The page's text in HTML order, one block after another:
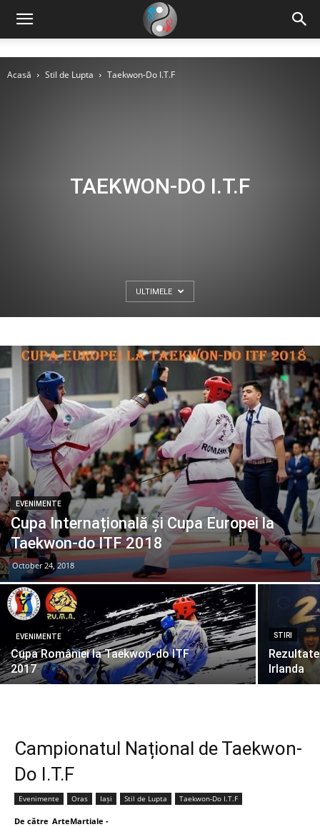
Acasă Stil de Lupta Taekwon-Do I.T.F
TAEKWON-DO I.T.F
ULTIMELE
EVENIMENTE
Cupa Internațională și Cupa Europei la
Taekwon-do ITF 2018
October 24, 2018
EVENIMENTE
Cupa României la Taekwon-do ITF
2017
STIRI
Irlanda
Campionatul Național de Taekwon-
Do I.T.F
Evenimente Oras Iași Stil de Lupta Taekwon-Do I.T.F
De către ArteMartiale -